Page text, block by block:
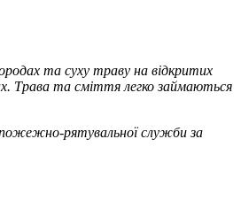
та суху траву на відкритих
Трава та сміття легко займаються
пожежно-рятувальної служби за